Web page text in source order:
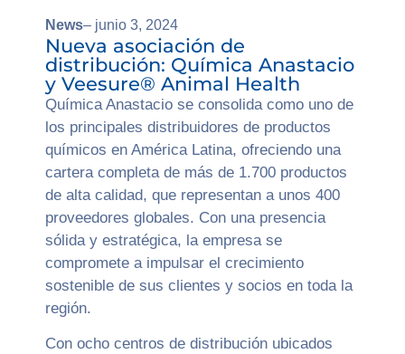
News– junio 3, 2024
Nueva asociación de
distribución: Química Anastacio
y Veesure® Animal Health
Química Anastacio se consolida como uno de
los principales distribuidores de productos
químicos en América Latina, ofreciendo una
cartera completa de más de 1.700 productos
de alta calidad, que representan a unos 400
proveedores globales. Con una presencia
sólida y estratégica, la empresa se
compromete a impulsar el crecimiento
sostenible de sus clientes y socios en toda la
región.
Con ocho centros de distribución ubicados